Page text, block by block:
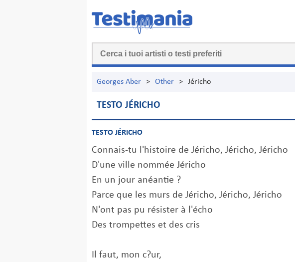
Georges Aber > Other > Jéricho
TESTO JÉRICHO
TESTO JÉRICHO
Connais-tu l'histoire de Jéricho, Jéricho, Jéricho
D'une ville nommée Jéricho
En un jour anéantie ?
Parce que les murs de Jéricho, Jéricho, Jéricho
N'ont pas pu résister à l'écho
Des trompettes et des cris
Il faut, mon c?ur,